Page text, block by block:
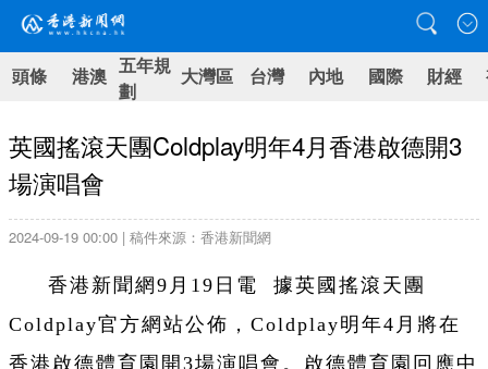
頭條 港澳 五年規
劃
大灣區 台灣 內地 國際 財經
英國搖滾天團Coldplay明年4月香港啟德開3
場演唱會
2024-09-19 00:00 | 稿件來源：香港新聞網
香港新聞網9月19日電 據英國搖滾天團
Coldplay官方網站公佈，Coldplay明年4月將在
香港啟德體育園開3場演唱會。啟德體育園回應中